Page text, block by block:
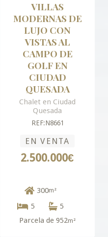
VILLAS
MODERNAS DE
LUJO CON
VISTAS AL
CAMPO DE
GOLF EN
CIUDAD
QUESADA
Chalet en Ciudad
Quesada
REF:N8661
EN VENTA
2.500.000€
300m²
5
5
Parcela de 952m²